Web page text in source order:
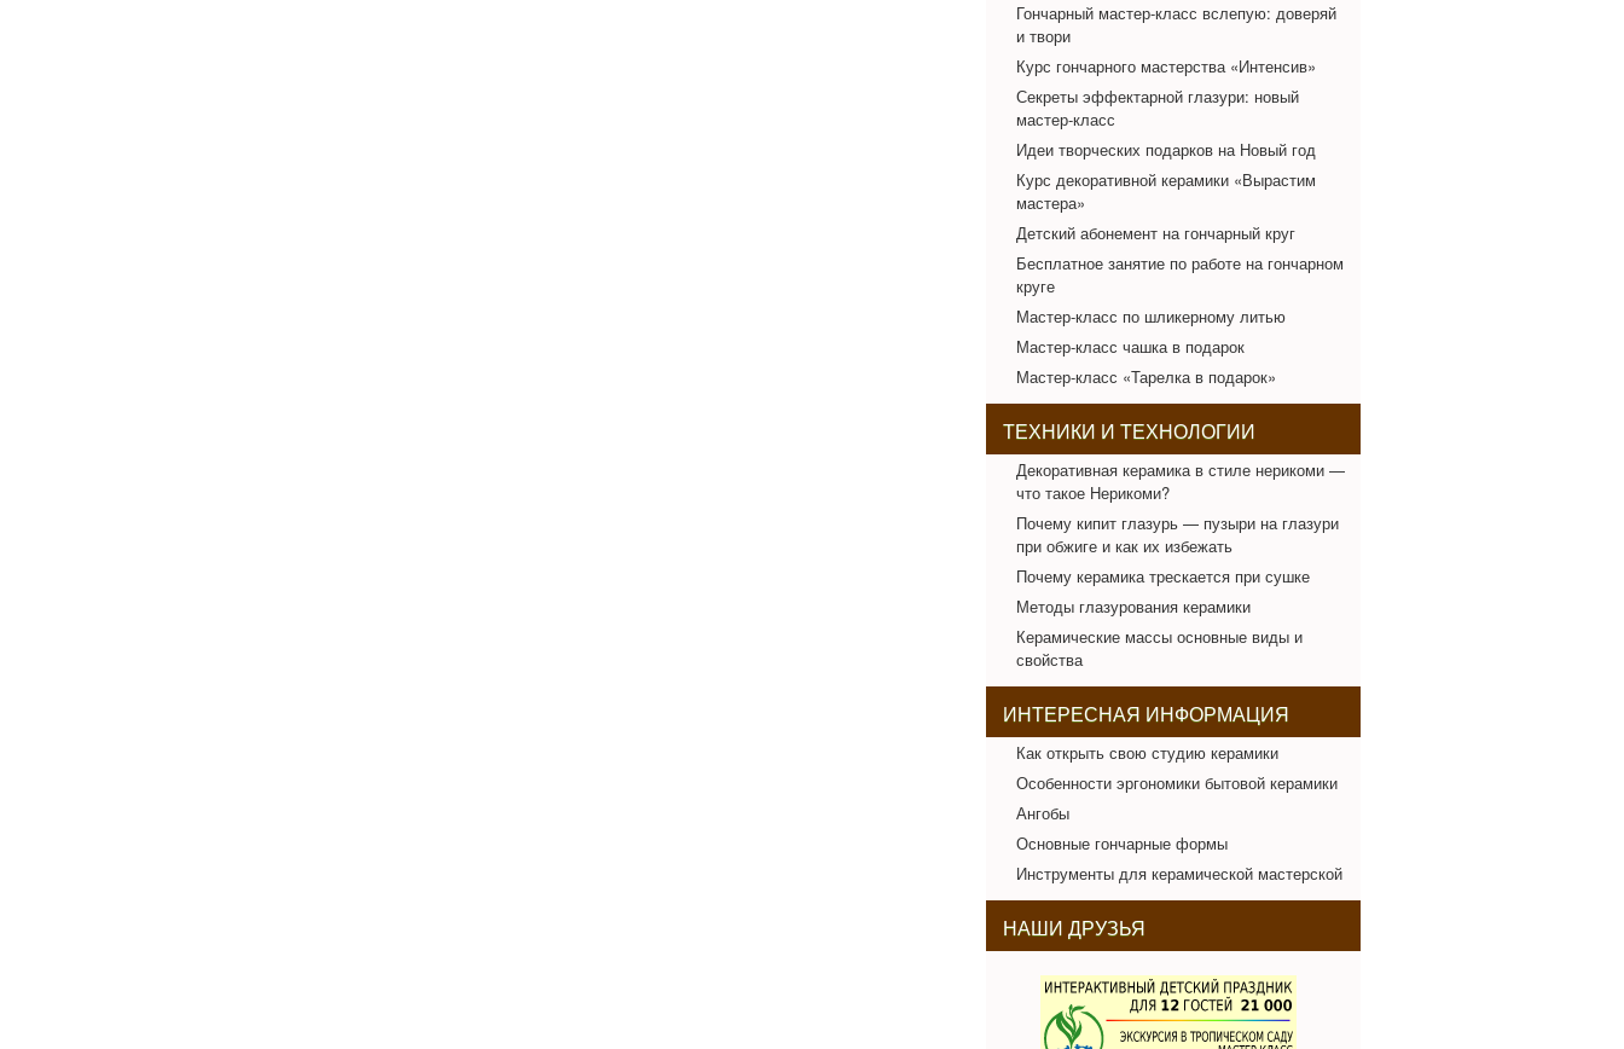
Гончарный мастер-класс вслепую: доверяй
и твори
Курс гончарного мастерства «Интенсив»
Секреты эффектарной глазури: новый
мастер-класс
Идеи творческих подарков на Новый год
Курс декоративной керамики «Вырастим
мастера»
Детский абонемент на гончарный круг
Бесплатное занятие по работе на гончарном
круге
Мастер-класс по шликерному литью
Мастер-класс чашка в подарок
Мастер-класс «Тарелка в подарок»
ТЕХНИКИ И ТЕХНОЛОГИИ
Декоративная керамика в стиле нерикоми —
что такое Нерикоми?
Почему кипит глазурь — пузыри на глазури
при обжиге и как их избежать
Почему керамика трескается при сушке
Методы глазурования керамики
Керамические массы основные виды и
свойства
ИНТЕРЕСНАЯ ИНФОРМАЦИЯ
Как открыть свою студию керамики
Особенности эргономики бытовой керамики
Ангобы
Основные гончарные формы
Инструменты для керамической мастерской
НАШИ ДРУЗЬЯ